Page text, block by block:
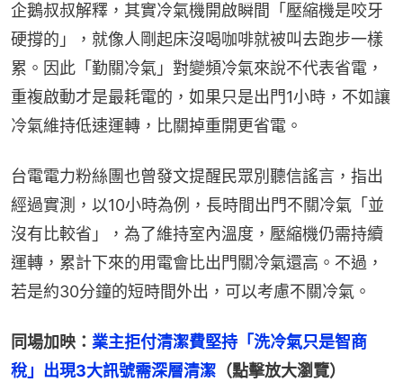
企鵝叔叔解釋，其實冷氣機開啟瞬間「壓縮機是咬牙
硬撐的」，就像人剛起床沒喝咖啡就被叫去跑步一樣
累。因此「勤關冷氣」對變頻冷氣來說不代表省電，
重複啟動才是最耗電的，如果只是出門1小時，不如讓
冷氣維持低速運轉，比關掉重開更省電。
台電電力粉絲團也曾發文提醒民眾別聽信謠言，指出
經過實測，以10小時為例，長時間出門不關冷氣「並
沒有比較省」，為了維持室內溫度，壓縮機仍需持續
運轉，累計下來的用電會比出門關冷氣還高。不過，
若是約30分鐘的短時間外出，可以考慮不關冷氣。
同場加映： 業主拒付清潔費堅持「洗冷氣只是智商
稅」出現3大訊號需深層清潔 （點擊放大瀏覽）